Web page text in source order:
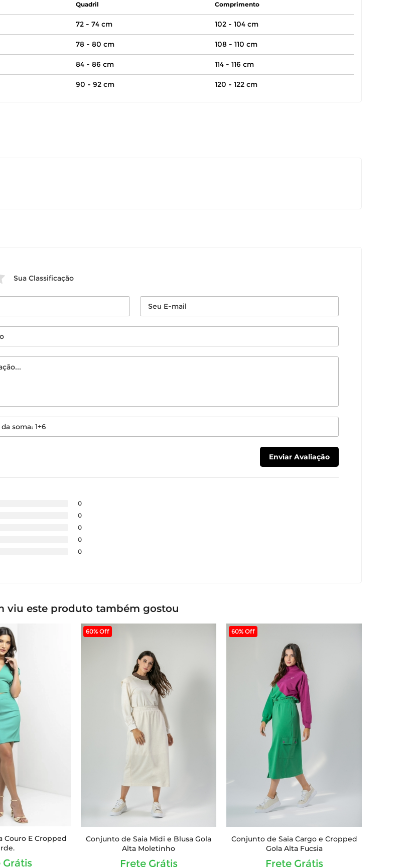
Quadril Comprimento
72 - 74 cm 102 - 104 cm
78 - 80 cm 108 - 110 cm
84 - 86 cm 114 - 116 cm
90 - 92 cm 120 - 122 cm
Sua Classificação
0
0
0
0
0
viu este produto também gostou
Couro E Cropped
Grátis
60% Off
Conjunto de Saia Midi e Blusa Gola
Alta Moletinho
Frete Grátis
60% Off
Conjunto de Saia Cargo e Cropped
Gola Alta Fucsia
Frete Grátis